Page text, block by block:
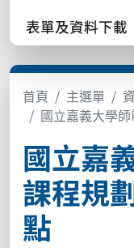
表單及資料下載
首頁 主選單
國立嘉義大學
國立嘉
課程規
點